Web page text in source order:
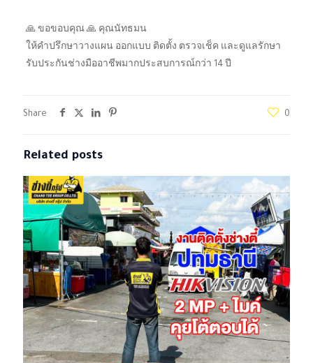
🙏 ขอขอบคุณ 🙏 คุณนัทธมน
ให้คำปรึกษาวางแผน ออกแบบ ติดตั้ง ตรวจเช็ค และดูแลรักษา
รับประกันช่างมืออาชีพมากประสบการณ์กว่า 14 ปี
Share 0
Related posts